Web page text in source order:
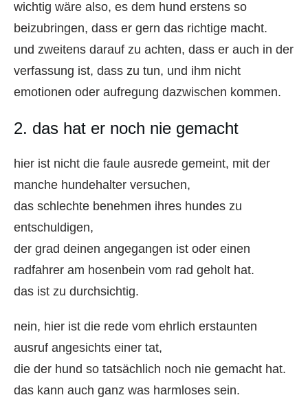
wichtig wäre also, es dem hund erstens so
beizubringen, dass er gern das richtige macht.
und zweitens darauf zu achten, dass er auch in der
verfassung ist, dass zu tun, und ihm nicht
emotionen oder aufregung dazwischen kommen.
2. das hat er noch nie gemacht
hier ist nicht die faule ausrede gemeint, mit der
manche hundehalter versuchen,
das schlechte benehmen ihres hundes zu
entschuldigen,
der grad deinen angegangen ist oder einen
radfahrer am hosenbein vom rad geholt hat.
das ist zu durchsichtig.
nein, hier ist die rede vom ehrlich erstaunten
ausruf angesichts einer tat,
die der hund so tatsächlich noch nie gemacht hat.
das kann auch ganz was harmloses sein.